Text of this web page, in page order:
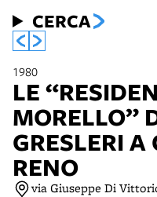
CERCA
1980
LE
MORELLO”
GRESLERI
RENO
via Giuseppe Di